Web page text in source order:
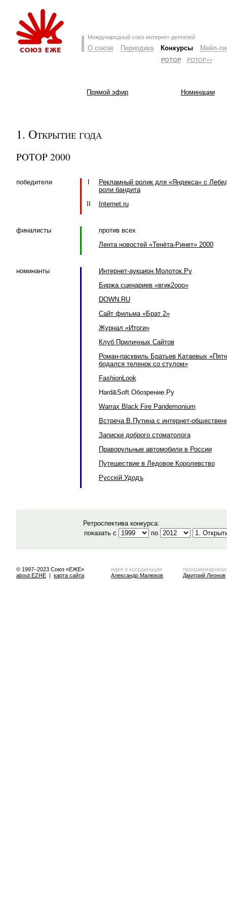
Международный союз интернет-деятелей
О союзе Периодика Конкурсы Мейл-
РОТОР РОТОР++
Прямой эфир Номинации
1. Открытие года
POTOP 2000
победители
Рекламный ролик для «Яндекса» с
роли бандита
Internet.ru
финалисты
против всех
Лента новостей «Тенёта-Ринет» 2000
номинанты
Интернет-аукцион Молоток.Ру
Биржа сценариев «вгик2ооо»
DOWN.RU
Сайт фильма «Брат 2»
Журнал «Итоги»
Клуб Приличных Сайтов
Роман-пасквиль Братьев Катаевых
бодался теленок со стулом»
FashionLook
Hard&Soft.Обозрение.Ру
Warrax Black Fire Pandemonium
Встреча В.Путина с интернет-
Записки доброго стоматолога
Праворульные автомобили в России
Путешествие в Ледовое Королевство
Русскiй Удодъ
Ретроспектива конкурса:
показать с
по
© 1997–2023 Союз «ЕЖЕ»
about EZHE | карта сайта
идея и координация
Александр Малюков
Дмитрий Леонов